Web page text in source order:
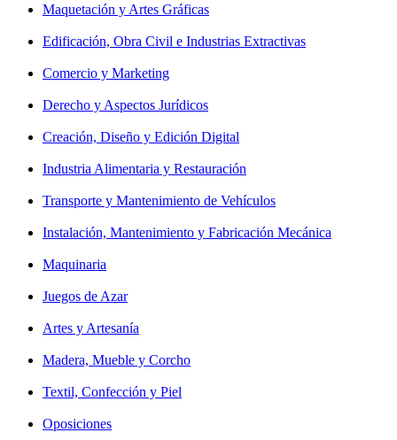
Maquetación y Artes Gráficas
Edificación, Obra Civil e Industrias Extractivas
Comercio y Marketing
Derecho y Aspectos Jurídicos
Creación, Diseño y Edición Digital
Industria Alimentaria y Restauración
Transporte y Mantenimiento de Vehículos
Instalación, Mantenimiento y Fabricación Mecánica
Maquinaria
Juegos de Azar
Artes y Artesanía
Madera, Mueble y Corcho
Textil, Confección y Piel
Oposiciones